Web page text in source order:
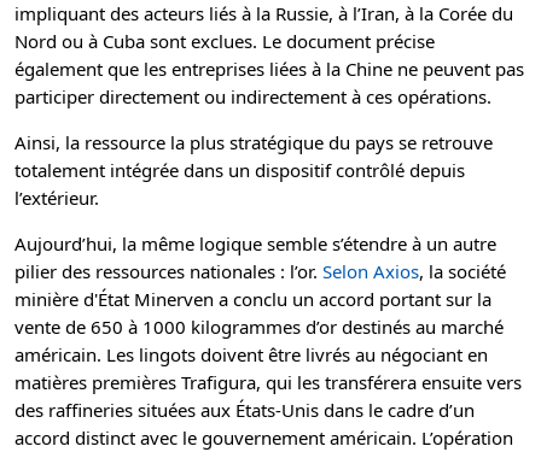
impliquant des acteurs liés à la Russie, à l’Iran, à la Corée du
Nord ou à Cuba sont exclues. Le document précise
également que les entreprises liées à la Chine ne peuvent pas
participer directement ou indirectement à ces opérations.
Ainsi, la ressource la plus stratégique du pays se retrouve
totalement intégrée dans un dispositif contrôlé depuis
l’extérieur.
Aujourd’hui, la même logique semble s’étendre à un autre
pilier des ressources nationales : l’or. Selon Axios, la société
minière d'État Minerven a conclu un accord portant sur la
vente de 650 à 1000 kilogrammes d’or destinés au marché
américain. Les lingots doivent être livrés au négociant en
matières premières Trafigura, qui les transférera ensuite vers
des raffineries situées aux États-Unis dans le cadre d’un
accord distinct avec le gouvernement américain. L’opération